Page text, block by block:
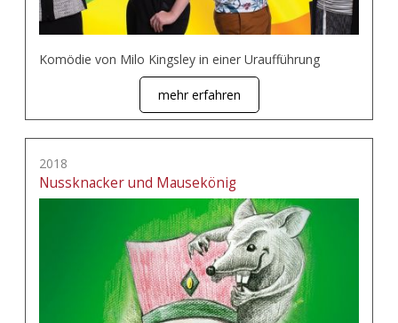
Komödie von Milo Kingsley in einer Uraufführung
mehr erfahren
2018
Nussknacker und Mausekönig